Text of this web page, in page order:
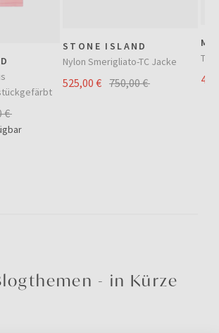
€
STONE ISLAND
Nylon Smerigliato-TC Jacke
525,00 € 750,00 €
- in Kürze